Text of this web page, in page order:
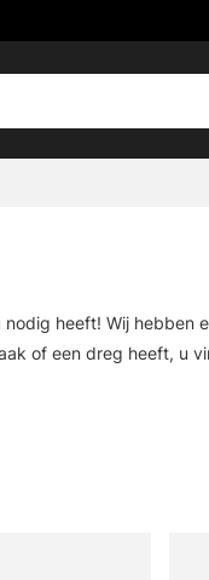
heeft! Wij
of een dreg heeft, u